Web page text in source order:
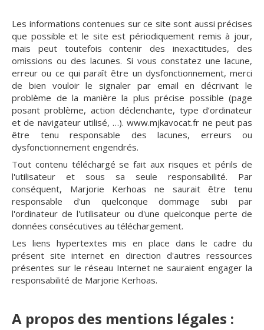
Les informations contenues sur ce site sont aussi précises
que possible et le site est périodiquement remis à jour,
mais peut toutefois contenir des inexactitudes, des
omissions ou des lacunes. Si vous constatez une lacune,
erreur ou ce qui paraît être un dysfonctionnement, merci
de bien vouloir le signaler par email en décrivant le
problème de la manière la plus précise possible (page
posant problème, action déclenchante, type d’ordinateur
et de navigateur utilisé, …). www.mjkavocat.fr ne peut pas
être tenu responsable des lacunes, erreurs ou
dysfonctionnement engendrés.
Tout contenu téléchargé se fait aux risques et périls de
l'utilisateur et sous sa seule responsabilité. Par
conséquent, Marjorie Kerhoas ne saurait être tenu
responsable d'un quelconque dommage subi par
l'ordinateur de l'utilisateur ou d'une quelconque perte de
données consécutives au téléchargement.
Les liens hypertextes mis en place dans le cadre du
présent site internet en direction d'autres ressources
présentes sur le réseau Internet ne sauraient engager la
responsabilité de Marjorie Kerhoas.
A propos des mentions légales :